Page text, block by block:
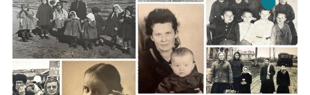
Viņi bija LAMPĀ 2026
Jaunumi
Ziedo